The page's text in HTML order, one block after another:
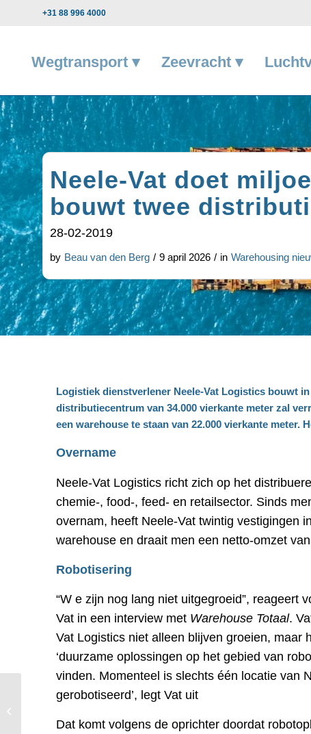
+31 88 996 4000
Wegtransport ▾ Zeevracht ▾
Neele-Vat doet
bouwt twee
28-02-2019
by Beau van den Berg / 9 april 2026 / in Warehousing
Logistiek dienstverlener Neele-Vat Logistics bouwt
distributiecentrum van 34.000 vierkante meter zal
een warehouse te staan van 22.000 vierkante meter.
Overname
Neele-Vat Logistics richt zich op het
chemie-, food-, feed- en retailsector. Sinds
overnam, heeft Neele-Vat twintig vestigingen
warehouse en draait men een netto-omzet
Robotisering
“W e zijn nog lang niet uitgegroeid”, reageert
Vat in een interview met Warehouse Totaal.
Vat Logistics niet alleen blijven groeien, maar
‘duurzame oplossingen op het gebied van
vinden. Momenteel is slechts één locatie van
gerobotiseerd’, legt Vat uit
Dat komt volgens de oprichter doordat
BluJay API-platform
stimuleren